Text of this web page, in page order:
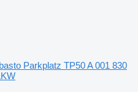
Parkplatz TP50 A 001 830